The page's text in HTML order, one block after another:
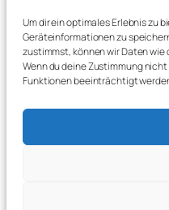
Um dir ein optimales Erlebnis zu
Geräteinformationen zu
zustimmst, können wir Daten
Wenn du deine Zustimmung
Funktionen beeinträchtigt